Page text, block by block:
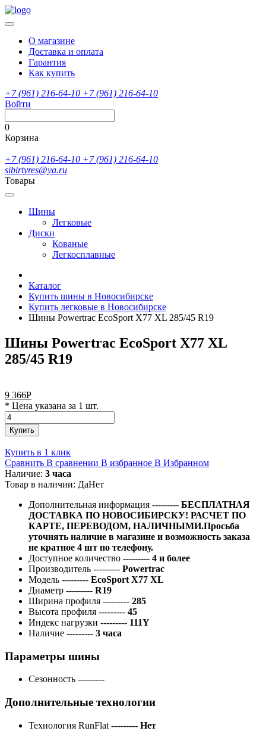
О магазине
Доставка и оплата
Гарантия
Как купить
+7 (961) 216-64-10 +7 (961) 216-64-10
Войти
0
Корзина
+7 (961) 216-64-10 +7 (961) 216-64-10
sibirtyres@ya.ru
Товары
Шины
Легковые
Диски
Кованые
Легкосплавные
Каталог
Купить шины в Новосибирске
Купить легковые в Новосибирске
Шины Powertrac EcoSport X77 XL 285/45 R19
Шины Powertrac EcoSport X77 XL
285/45 R19
9 366Р
* Цена указана за 1 шт.
Купить
Купить в 1 клик
Сравнить В сравнении В избранное В Избранном
Наличие: 3 часа
Товар в наличии: ДаНет
Дополнительная информация --------- БЕСПЛАТНАЯ
ДОСТАВКА ПО НОВОСИБИРСКУ! РАСЧЕТ ПО
КАРТЕ, ПЕРЕВОДОМ, НАЛИЧНЫМИ.Просьба
уточнять наличие в магазине и возможность заказа
не кратное 4 шт по телефону.
Доступное количество --------- 4 и более
Производитель --------- Powertrac
Модель --------- EcoSport X77 XL
Диаметр --------- R19
Ширина профиля --------- 285
Высота профиля --------- 45
Индекс нагрузки --------- 111Y
Наличие --------- 3 часа
Параметры шины
Сезонность ---------
Дополнительные технологии
Технология RunFlat --------- Нет